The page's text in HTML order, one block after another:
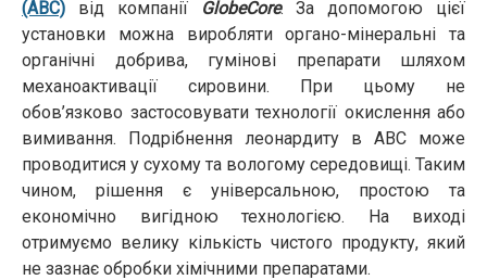
(АВС) від компанії GlobeCore. За допомогою цієї
установки можна виробляти органо-мінеральні та
органічні добрива, гумінові препарати шляхом
механоактивації сировини. При цьому не
обов’язково застосовувати технології окислення або
вимивання. Подрібнення леонардиту в АВС може
проводитися у сухому та вологому середовищі. Таким
чином, рішення є універсальною, простою та
економічно вигідною технологією. На виході
отримуємо велику кількість чистого продукту, який
не зазнає обробки хімічними препаратами.